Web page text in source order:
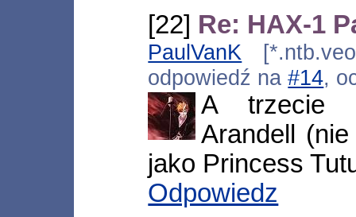
[22] Re: HAX-1
PaulVanK
odpowiedź na#14,
A trzecie
Arandell
jako Princess
Odpowiedz